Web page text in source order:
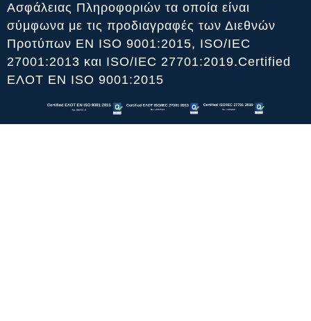
Ασφάλειας Πληροφοριών τα οποία είναι
σύμφωνα με τις προδιαγραφές των Διεθνών
Προτύπων ΕΝ ISO 9001:2015, ISO/IEC
27001:2013 και ISO/IEC 27701:2019.Certified
ΕΛΟΤ ΕΝ ISO 9001:2015